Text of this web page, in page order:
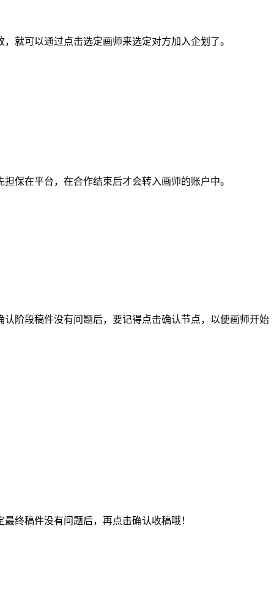
可以通过点击选定画师来选定对方加入企划了。
在平台，在合作结束后才会转入画师的账户中。
阶段稿件没有问题后，要记得点击确认节点，以便画师开始
稿件没有问题后，再点击确认收稿哦！